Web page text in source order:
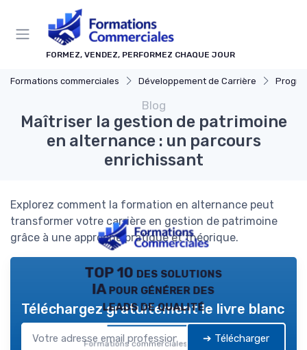
FORMEZ, VENDEZ, PERFORMEZ CHAQUE JOUR
Formations commerciales Développement de Carrière
Blog
Maîtriser la gestion de patrimoine
en alternance : un parcours
enrichissant
Explorez comment la formation en alternance peut
transformer votre carrière en gestion de patrimoine
grâce à une approche pratique et théorique.
TOP 10 des solutions
IA pour générer des
leads de qualité
Formations commerciales — 2026
Téléchargez gratuitement le livre blanc
➔ Télécharger
Panneau de gestion des cookies